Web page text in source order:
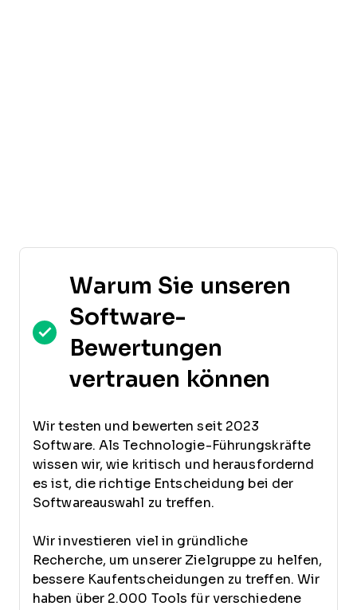
Warum Sie unseren
Software-
Bewertungen
vertrauen können
Wir testen und bewerten seit 2023
Software. Als Technologie-Führungskräfte
wissen wir, wie kritisch und herausfordernd
es ist, die richtige Entscheidung bei der
Softwareauswahl zu treffen.
Wir investieren viel in gründliche
Recherche, um unserer Zielgruppe zu helfen,
bessere Kaufentscheidungen zu treffen. Wir
haben über 2.000 Tools für verschiedene